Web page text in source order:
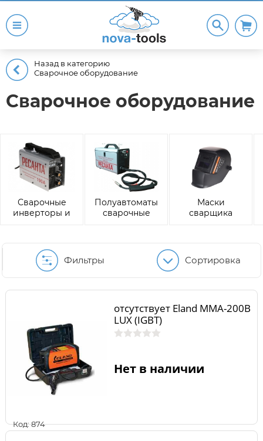
Назад в категорию
Сварочное оборудование
Сварочное оборудование
Сварочные
инверторы и
Полуавтоматы
сварочные
Маски
сварщика
Фильтры Сортировка
Код: 874
отсутствует Eland MMA-200B
LUX (IGBT)
Нет в наличии